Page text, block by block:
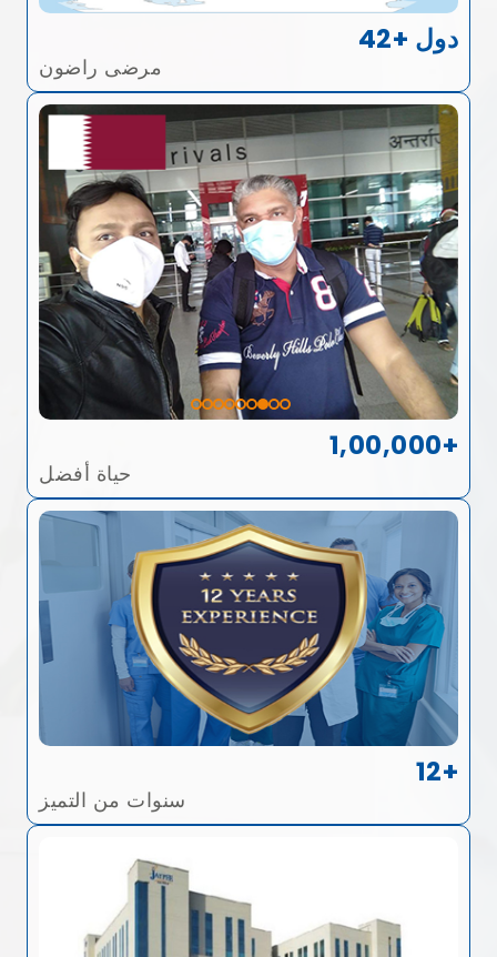
42+ دول
مرضى راضون
1,00,000+
حياة أفضل
12+
سنوات من التميز